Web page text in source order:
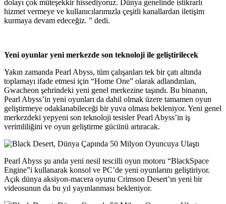
dolayı çok müteşekkir hissediyoruz. Dünya genelinde istikrarlı
hizmet vermeye ve kullanıcılarımızla çeşitli kanallardan iletişim
kurmaya devam edeceğiz. ” dedi.
Yeni oyunlar yeni merkezde son teknoloji ile geliştirilecek
Yakın zamanda Pearl Abyss, tüm çalışanları tek bir çatı altında
toplamayı ifade etmesi için “Home One” olarak adlandırılan,
Gwacheon şehrindeki yeni genel merkezine taşındı. Bu binanın,
Pearl Abyss’in yeni oyunları da dahil olmak üzere tamamen oyun
geliştirmeye odaklanabileceği bir yuva olması bekleniyor. Yeni genel
merkezdeki yepyeni son teknoloji tesisler Pearl Abyss’in iş
verimliliğini ve oyun geliştirme gücünü artıracak.
Pearl Abyss şu anda yeni nesil tescilli oyun motoru “BlackSpace
Engine”i kullanarak konsol ve PC’de yeni oyunlarını geliştiriyor.
Açık dünya aksiyon-macera oyunu Crimson Desert’ın yeni bir
videosunun da bu yıl yayınlanması bekleniyor.